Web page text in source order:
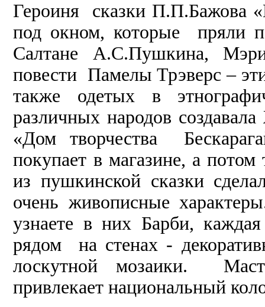
Героиня сказки П.П.Бажова
под окном, которые пряли
Салтане А.С.Пушкина,
повести Памелы Трэверс –
также одетых в
различных народов
«Дом творчества
покупает в магазине, а
из пушкинской сказки
очень живописные
узнаете в них Барби,
рядом на стенах -
лоскутной мозаики.
привлекает национальный